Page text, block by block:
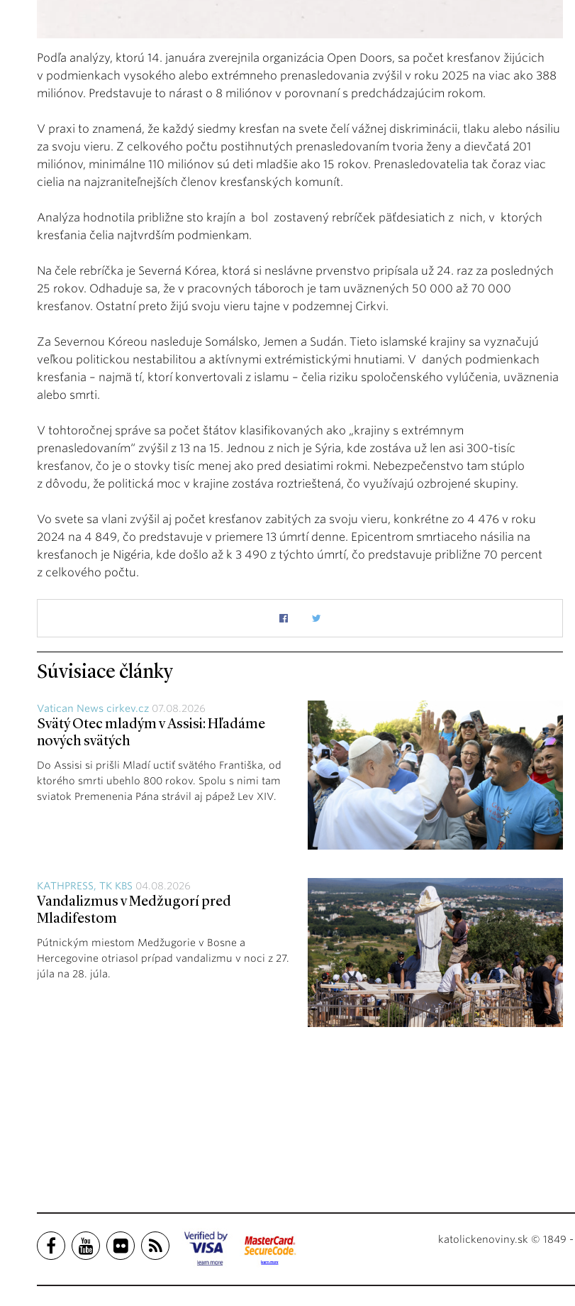
Podľa analýzy, ktorú 14. januára zverejnila organizácia Open Doors, sa počet kresťanov žijúcich
v podmienkach vysokého alebo extrémneho prenasledovania zvýšil v roku 2025 na viac ako 388
miliónov. Predstavuje to nárast o 8 miliónov v porovnaní s predchádzajúcim rokom.
V praxi to znamená, že každý siedmy kresťan na svete čelí vážnej diskriminácii, tlaku alebo násiliu
za svoju vieru. Z celkového počtu postihnutých prenasledovaním tvoria ženy a dievčatá 201
miliónov, minimálne 110 miliónov sú deti mladšie ako 15 rokov. Prenasledovatelia tak čoraz viac
cielia na najzraniteľnejších členov kresťanských komunít.
Analýza hodnotila približne sto krajín a bol zostavený rebríček päťdesiatich z nich, v ktorých
kresťania čelia najtvrdším podmienkam.
Na čele rebríčka je Severná Kórea, ktorá si neslávne prvenstvo pripísala už 24. raz za posledných
25 rokov. Odhaduje sa, že v pracovných táboroch je tam uväznených 50 000 až 70 000
kresťanov. Ostatní preto žijú svoju vieru tajne v podzemnej Cirkvi.
Za Severnou Kóreou nasleduje Somálsko, Jemen a Sudán. Tieto islamské krajiny sa vyznačujú
veľkou politickou nestabilitou a aktívnymi extrémistickými hnutiami. V daných podmienkach
kresťania – najmä tí, ktorí konvertovali z islamu – čelia riziku spoločenského vylúčenia, uväznenia
alebo smrti.
V tohtoročnej správe sa počet štátov klasifikovaných ako „krajiny s extrémnym
prenasledovaním“ zvýšil z 13 na 15. Jednou z nich je Sýria, kde zostáva už len asi 300-tisíc
kresťanov, čo je o stovky tisíc menej ako pred desiatimi rokmi. Nebezpečenstvo tam stúplo
z dôvodu, že politická moc v krajine zostáva roztrieštená, čo využívajú ozbrojené skupiny.
Vo svete sa vlani zvýšil aj počet kresťanov zabitých za svoju vieru, konkrétne zo 4 476 v roku
2024 na 4 849, čo predstavuje v priemere 13 úmrtí denne. Epicentrom smrtiaceho násilia na
kresťanoch je Nigéria, kde došlo až k 3 490 z týchto úmrtí, čo predstavuje približne 70 percent
z celkového počtu.
Súvisiace články
Vatican News cirkev.cz 07.08.2026
Svätý Otec mladým v Assisi: Hľadáme
nových svätých
Do Assisi si prišli Mladí uctiť svätého Františka, od
ktorého smrti ubehlo 800 rokov. Spolu s nimi tam
sviatok Premenenia Pána strávil aj pápež Lev XIV.
KATHPRESS, TK KBS 04.08.2026
Vandalizmus v Medžugorí pred
Mladifestom
Pútnickým miestom Medžugorie v Bosne a
Hercegovine otriasol prípad vandalizmu v noci z 27.
júla na 28. júla.
katolickenoviny.sk © 1849